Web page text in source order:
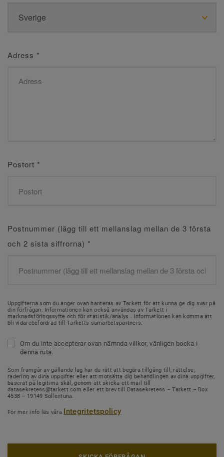
Adress *
Postort *
Postnummer (lägg till ett mellanslag mellan de 3 första
och 2 sista siffrorna) *
Uppgifterna som du anger ovan hanteras av Tarkett för att kunna ge dig svar på
din förfrågan. Informationen kan också användas av Tarkett i
marknadsföringssyfte och för statistik/analys . Informationen kan komma att
bli vidarebefordrad till Tarketts samarbetspartners.
Om du inte accepterar ovan nämnda villkor, vänligen bocka i
denna ruta.
Som framgår av gällande lag har du rätt att begära tillgång till, rättelse,
radering av dina uppgifter eller att motsätta dig behandlingen av dina uppgifter,
baserat på legitima skäl, genom att skicka ett mail till
datasekretess@tarkett.com eller ett brev till Datasekretess – Tarkett – Box
4538 – 19149 Sollentuna.
För mer info läs våra Integritetspolicy